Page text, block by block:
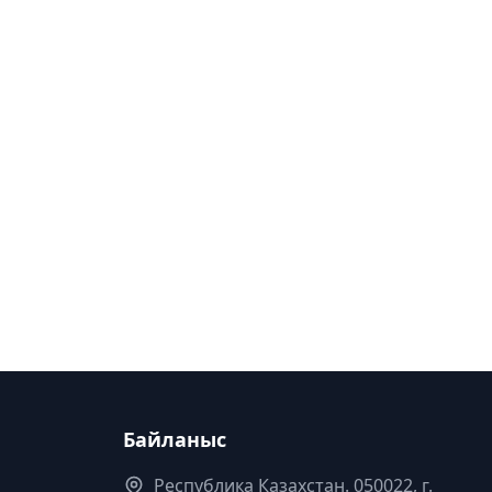
Байланыс
Республика Казахстан. 050022, г.